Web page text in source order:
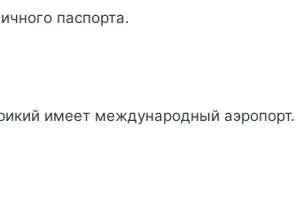
паспорта.
имеет международный аэропорт.